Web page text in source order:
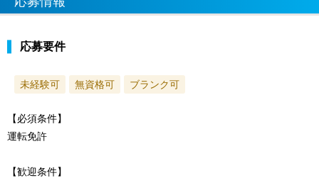
応募要件
未経験可 無資格可 ブランク可
【必須条件】
運転免許
【歓迎条件】